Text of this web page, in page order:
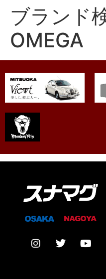
ブランド
OMEGA